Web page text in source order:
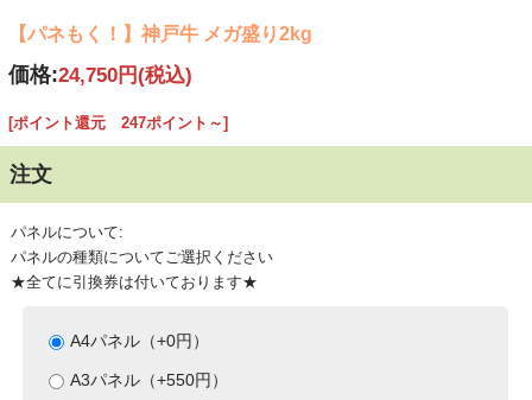
【パネもく！】神戸牛 メガ盛り2kg
価格:24,750円(税込)
[ポイント還元 247ポイント～]
注文
パネルについて:
パネルの種類についてご選択ください
★全てに引換券は付いております★
A4パネル（+0円）
A3パネル（+550円）